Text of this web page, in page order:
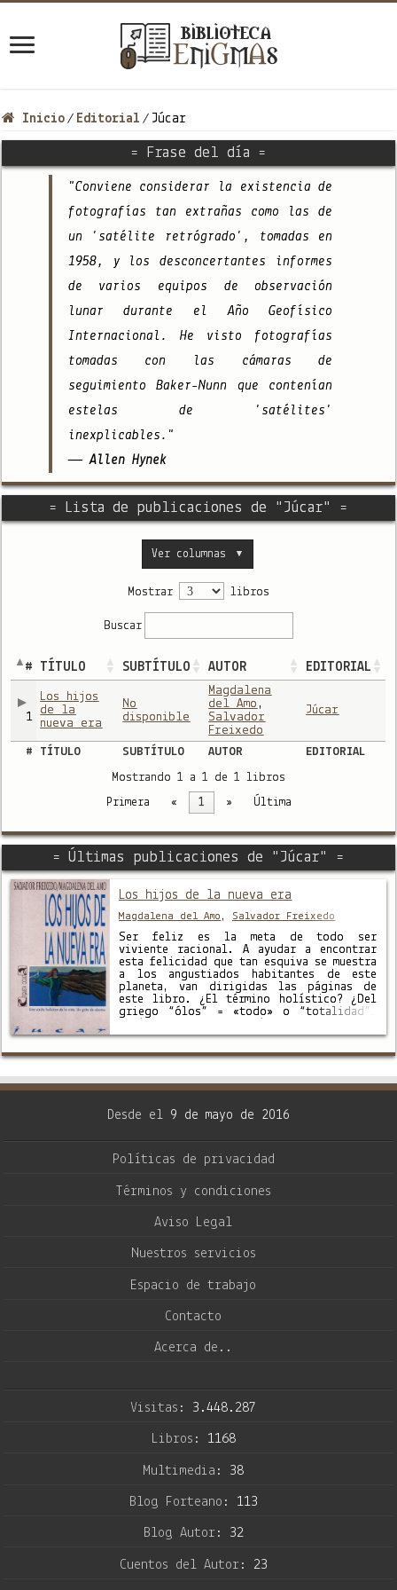
Inicio / Editorial / Júcar
= Frase del día =
"Conviene considerar la existencia de
fotografías tan extrañas como las de
un 'satélite retrógrado', tomadas en
1958, y los desconcertantes informes
de varios equipos de observación
lunar durante el Año Geofísico
Internacional. He visto fotografías
tomadas con las cámaras de
seguimiento Baker-Nunn que contenían
estelas de 'satélites'
inexplicables."
— Allen Hynek
= Lista de publicaciones de "Júcar" =
Ver columnas ▼
Mostrar libros
Buscar
# TÍTULO SUBTÍTULO AUTOR EDITORIAL
1
Los hijos
de la
nueva era
No
disponible
Magdalena
del Amo ,
Salvador
Freixedo
Júcar
# TÍTULO SUBTÍTULO AUTOR
EDITORIAL
Mostrando 1 a 1 de 1 libros
Primera « 1 » Última
= Últimas publicaciones de "Júcar" =
Los hijos de la nueva era
Magdalena del Amo , Salvador Freixedo
Ser feliz es la meta de todo ser
viviente racional. A ayudar a encontrar
esta felicidad que tan esquiva se muestra
a los angustiados habitantes de este
planeta, van dirigidas las páginas de
este libro. ¿El término holístico? ¿Del
griego “ólos” = «todo» o “totalidad”?
Desde el 9 de mayo de 2016
Políticas de privacidad
Términos y condiciones
Aviso Legal
Nuestros servicios
Espacio de trabajo
Contacto
Acerca de..
Visitas: 3.448.287
Libros: 1168
Multimedia: 38
Blog Forteano: 113
Blog Autor: 32
Cuentos del Autor: 23